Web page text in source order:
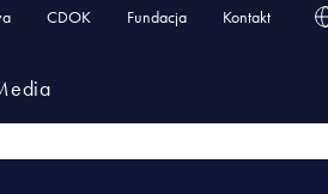
CDOK Fundacja Kontakt